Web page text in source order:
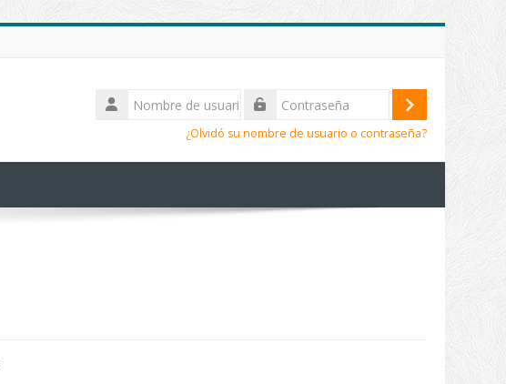
Nombre
de
Acceder
¿Olvidó su nombre de usuario o contraseña?